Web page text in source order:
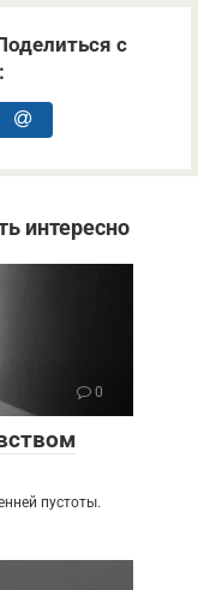
с
интересно
0
пустоты.